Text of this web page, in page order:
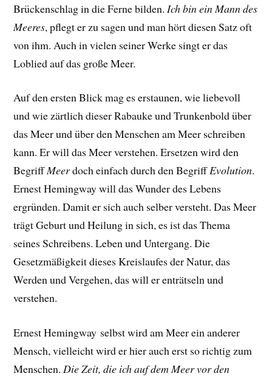
Brückenschlag in die Ferne bilden. Ich bin ein Mann des
Meeres, pflegt er zu sagen und man hört diesen Satz oft
von ihm. Auch in vielen seiner Werke singt er das
Loblied auf das große Meer.
Auf den ersten Blick mag es erstaunen, wie liebevoll
und wie zärtlich dieser Rabauke und Trunkenbold über
das Meer und über den Menschen am Meer schreiben
kann. Er will das Meer verstehen. Ersetzen wird den
BegriffMeerdoch einfach durch den BegriffEvolution.
Ernest Hemingway will das Wunder des Lebens
ergründen. Damit er sich auch selber versteht. Das Meer
trägt Geburt und Heilung in sich, es ist das Thema
seines Schreibens. Leben und Untergang. Die
Gesetzmäßigkeit dieses Kreislaufes der Natur, das
Werden und Vergehen, das will er enträtseln und
verstehen.
Ernest Hemingway selbst wird am Meer ein anderer
Mensch, vielleicht wird er hier auch erst so richtig zum
Menschen.Die Zeit, die ich auf dem Meer vor den